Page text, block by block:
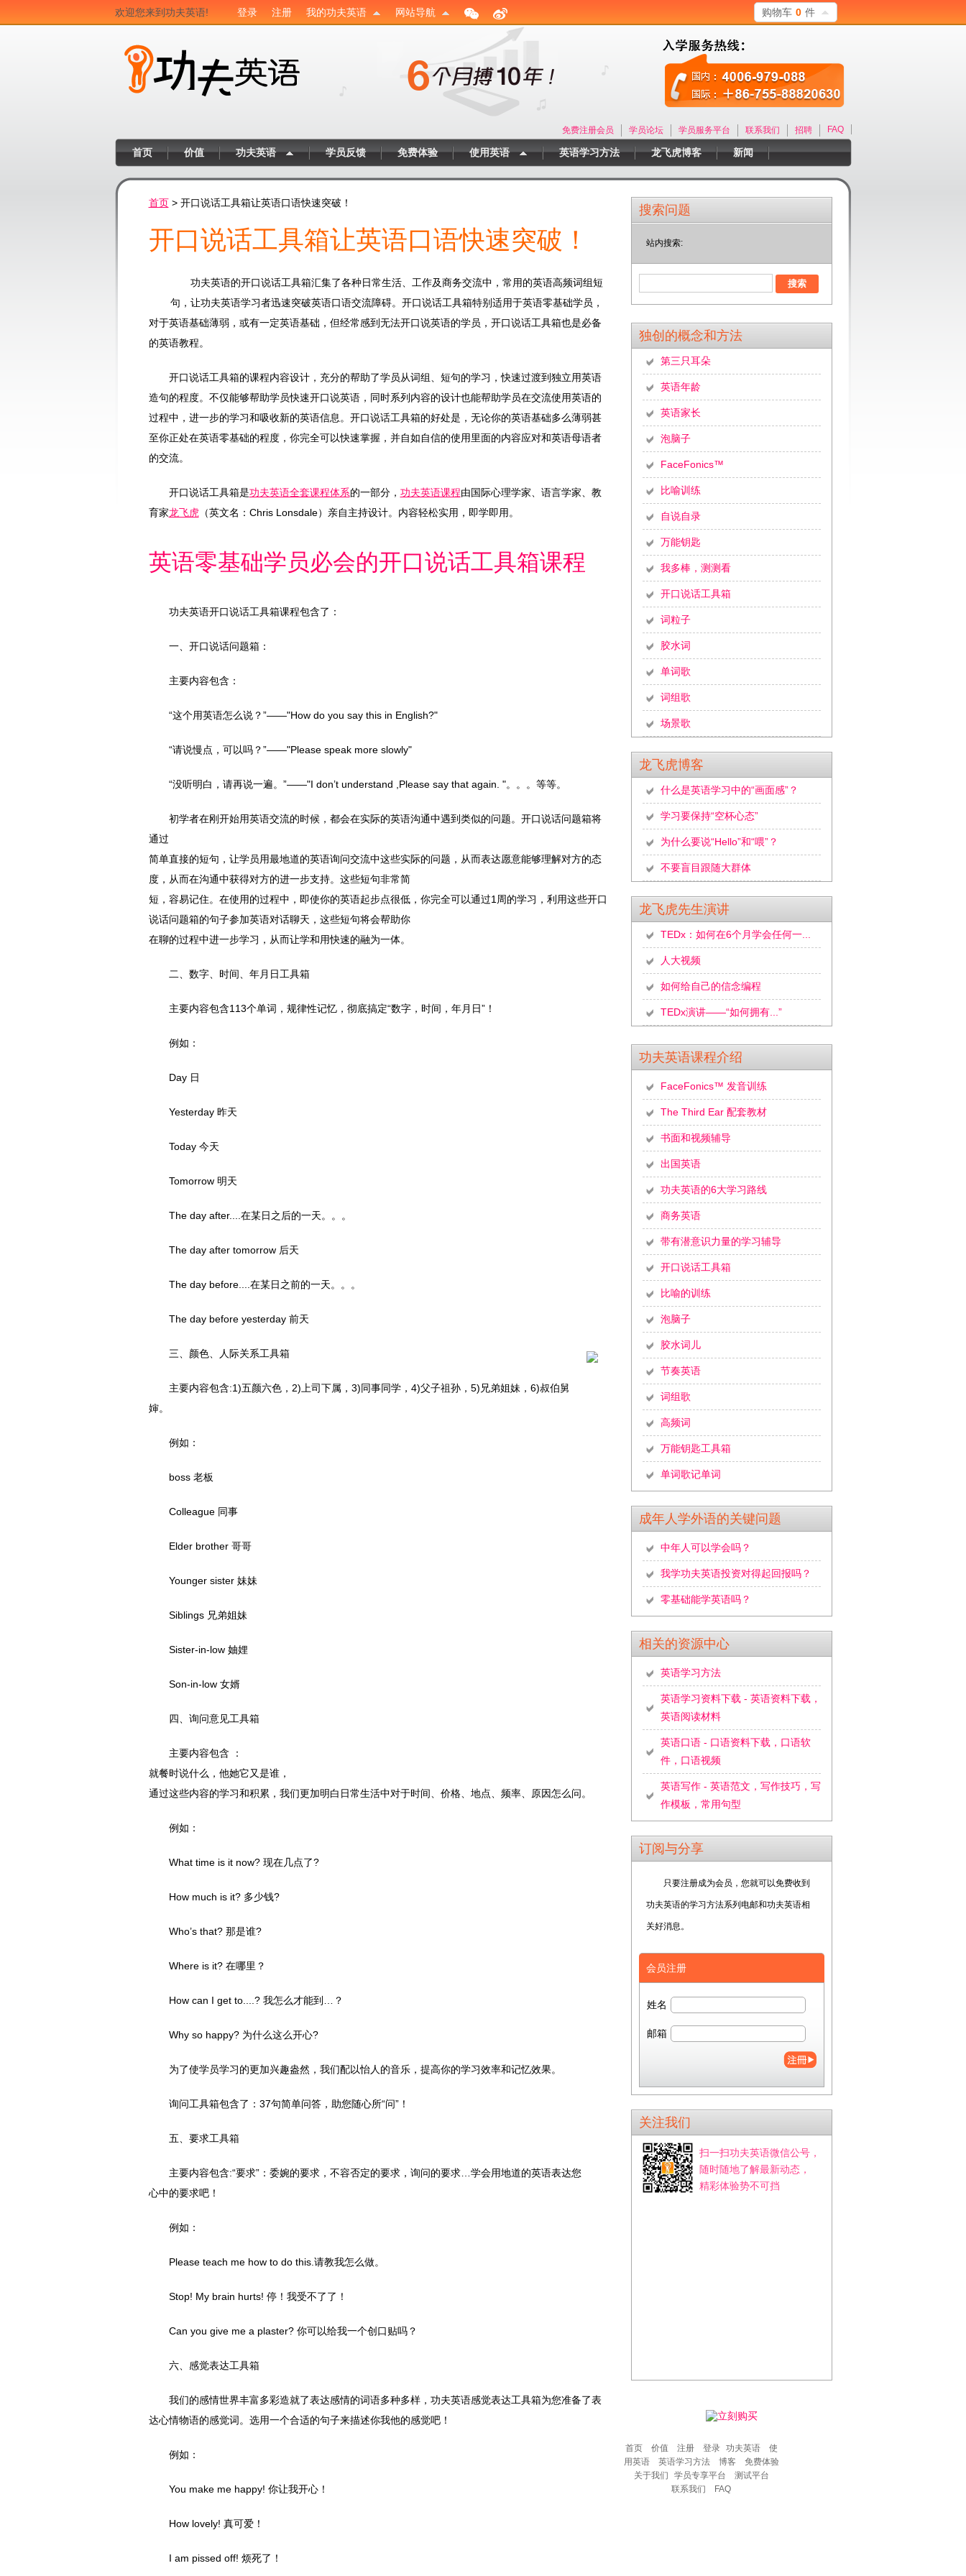
欢迎您来到功夫英语! 登录 注册 我的功夫英语 网站导航 购物车 0 件
免费注册会员 学员论坛 学员服务平台 联系我们 招聘 FAQ
首页 价值 功夫英语 学员反馈 免费体验 使用英语 英语学习方法 龙飞虎博客 新闻
首页> 开口说话工具箱让英语口语快速突破！
开口说话工具箱让英语口语快速突破！
功夫英语的开口说话工具箱汇集了各种日常生活、工作及商务交流中，常用的英语高频词组短
句，让功夫英语学习者迅速突破英语口语交流障碍。开口说话工具箱特别适用于英语零基础学员，
对于英语基础薄弱，或有一定英语基础，但经常感到无法开口说英语的学员，开口说话工具箱也是必备
的英语教程。
开口说话工具箱的课程内容设计，充分的帮助了学员从词组、短句的学习，快速过渡到独立用英语
造句的程度。不仅能够帮助学员快速开口说英语，同时系列内容的设计也能帮助学员在交流使用英语的
过程中，进一步的学习和吸收新的英语信息。开口说话工具箱的好处是，无论你的英语基础多么薄弱甚
至你正处在英语零基础的程度，你完全可以快速掌握，并自如自信的使用里面的内容应对和英语母语者
的交流。
开口说话工具箱是功夫英语全套课程体系的一部分， 功夫英语课程由国际心理学家、语言学家、教
育家龙飞虎（英文名：Chris Lonsdale）亲自主持设计。内容轻松实用，即学即用。
英语零基础学员必会的开口说话工具箱课程
功夫英语开口说话工具箱课程包含了：
一、开口说话问题箱：
主要内容包含：
“这个用英语怎么说？”——"How do you say this in English?"
“请说慢点，可以吗？”——"Please speak more slowly"
“没听明白，请再说一遍。”——"I don’t understand ,Please say that again. "。。。等等。
初学者在刚开始用英语交流的时候，都会在实际的英语沟通中遇到类似的问题。开口说话问题箱将
通过
简单直接的短句，让学员用最地道的英语询问交流中这些实际的问题，从而表达愿意能够理解对方的态
度，从而在沟通中获得对方的进一步支持。这些短句非常简
短，容易记住。在使用的过程中，即使你的英语起步点很低，你完全可以通过1周的学习，利用这些开口
说话问题箱的句子参加英语对话聊天，这些短句将会帮助你
在聊的过程中进一步学习，从而让学和用快速的融为一体。
二、数字、时间、年月日工具箱
主要内容包含113个单词，规律性记忆，彻底搞定“数字，时间，年月日”！
例如：
Day 日
Yesterday 昨天
Today 今天
Tomorrow 明天
The day after....在某日之后的一天。。。
The day after tomorrow 后天
The day before....在某日之前的一天。。。
The day before yesterday 前天
三、颜色、人际关系工具箱
主要内容包含:1)五颜六色，2)上司下属，3)同事同学，4)父子祖孙，5)兄弟姐妹，6)叔伯舅
婶。
例如：
boss 老板
Colleague 同事
Elder brother 哥哥
Younger sister 妹妹
Siblings 兄弟姐妹
Sister-in-low 妯娌
Son-in-low 女婿
四、询问意见工具箱
主要内容包含 ：
就餐时说什么，他她它又是谁，
通过这些内容的学习和积累，我们更加明白日常生活中对于时间、价格、地点、频率、原因怎么问。
例如：
What time is it now? 现在几点了?
How much is it? 多少钱?
Who’s that? 那是谁?
Where is it? 在哪里？
How can I get to....? 我怎么才能到…？
Why so happy? 为什么这么开心?
为了使学员学习的更加兴趣盎然，我们配以怡人的音乐，提高你的学习效率和记忆效果。
询问工具箱包含了：37句简单问答，助您随心所“问”！
五、要求工具箱
主要内容包含:“要求”：委婉的要求，不容否定的要求，询问的要求…学会用地道的英语表达您
心中的要求吧！
例如：
Please teach me how to do this.请教我怎么做。
Stop! My brain hurts! 停！我受不了了！
Can you give me a plaster? 你可以给我一个创口贴吗？
六、感觉表达工具箱
我们的感情世界丰富多彩造就了表达感情的词语多种多样，功夫英语感觉表达工具箱为您准备了表
达心情物语的感觉词。选用一个合适的句子来描述你我他的感觉吧！
例如：
You make me happy! 你让我开心！
How lovely! 真可爱！
I am pissed off! 烦死了！
搜索问题
站内搜索:
独创的概念和方法
第三只耳朵
英语年龄
英语家长
泡脑子
FaceFonics™
比喻训练
自说自录
万能钥匙
我多棒，测测看
开口说话工具箱
词粒子
胶水词
单词歌
词组歌
场景歌
龙飞虎博客
什么是英语学习中的“画面感”？
学习要保持“空杯心态”
为什么要说“Hello”和“喂”？
不要盲目跟随大群体
龙飞虎先生演讲
TEDx：如何在6个月学会任何一...
人大视频
如何给自己的信念编程
TEDx演讲——“如何拥有...”
功夫英语课程介绍
FaceFonics™ 发音训练
The Third Ear 配套教材
书面和视频辅导
出国英语
功夫英语的6大学习路线
商务英语
带有潜意识力量的学习辅导
开口说话工具箱
比喻的训练
泡脑子
胶水词儿
节奏英语
词组歌
高频词
万能钥匙工具箱
单词歌记单词
成年人学外语的关键问题
中年人可以学会吗？
我学功夫英语投资对得起回报吗？
零基础能学英语吗？
相关的资源中心
英语学习方法
英语学习资料下载 - 英语资料下载，
英语阅读材料
英语口语 - 口语资料下载，口语软
件，口语视频
英语写作 - 英语范文，写作技巧，写
作模板，常用句型
订阅与分享
只要注册成为会员，您就可以免费收到
功夫英语的学习方法系列电邮和功夫英语相
关好消息。
会员注册
姓名
邮箱
关注我们
扫一扫功夫英语微信公号，
随时随地了解最新动态，
精彩体验势不可挡
首页 价值 注册 登录 功夫英语
使
用英语
英语学习方法 博客
免费体验
关于我们
学员专享平台
测试平台
联系我们
FAQ